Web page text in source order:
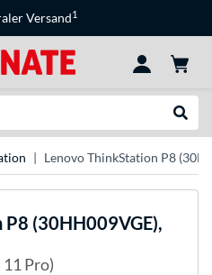
Versand1
Lenovo ThinkStation P8
(30HH009VGE),
Pro)